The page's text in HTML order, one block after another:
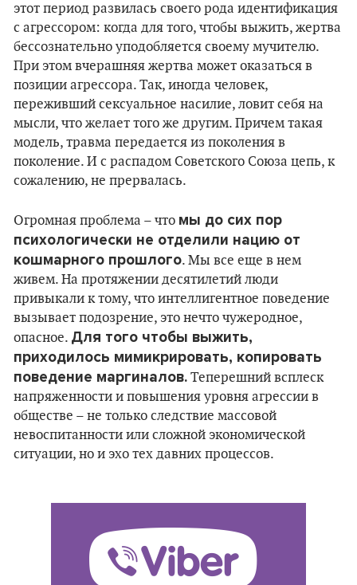
этот период развилась своего рода идентификация
с агрессором: когда для того, чтобы выжить, жертва
бессознательно уподобляется своему мучителю.
При этом вчерашняя жертва может оказаться в
позиции агрессора. Так, иногда человек,
переживший сексуальное насилие, ловит себя на
мысли, что желает того же другим. Причем такая
модель, травма передается из поколения в
поколение. И с распадом Советского Союза цепь, к
сожалению, не прервалась.
Огромная проблема – что мы до сих пор
психологически не отделили нацию от
кошмарного прошлого. Мы все еще в нем
живем. На протяжении десятилетий люди
привыкали к тому, что интеллигентное поведение
вызывает подозрение, это нечто чужеродное,
опасное. Для того чтобы выжить,
приходилось мимикрировать, копировать
поведение маргиналов. Теперешний всплеск
напряженности и повышения уровня агрессии в
обществе – не только следствие массовой
невоспитанности или сложной экономической
ситуации, но и эхо тех давних процессов.